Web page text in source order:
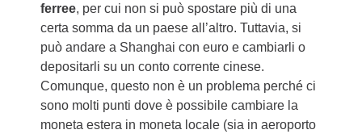
ferree, per cui non si può spostare più di una
certa somma da un paese all’altro. Tuttavia, si
può andare a Shanghai con euro e cambiarli o
depositarli su un conto corrente cinese.
Comunque, questo non è un problema perché ci
sono molti punti dove è possibile cambiare la
moneta estera in moneta locale (sia in aeroporto